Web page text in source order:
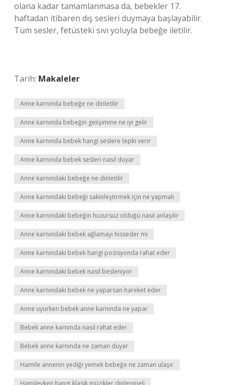
olana kadar tamamlanmasa da, bebekler 17.
haftadan itibaren dış sesleri duymaya başlayabilir.
Tüm sesler, fetüsteki sıvı yoluyla bebeğe iletilir.
Tarih: Makaleler
Anne karnında bebeğe ne dinletilir
Anne karnında bebeğin gelişimine ne iyi gelir
Anne karnında bebek hangi seslere tepki verir
Anne karnında bebek sesleri nasıl duyar
Anne karnındaki bebeğe ne dinletilir
Anne karnındaki bebeği sakinleştirmek için ne yapmalı
Anne karnındaki bebeğin huzursuz olduğu nasıl anlaşılır
Anne karnındaki bebek ağlamayı hisseder mi
Anne karnındaki bebek hangi pozisyonda rahat eder
Anne karnındaki bebek nasıl besleniyor
Anne karnındaki bebek ne yaparsan hareket eder
Anne uyurken bebek anne karnında ne yapar
Bebek anne karnında nasıl rahat eder
Bebek anne karnında ne zaman duyar
Hamile annenin yediği yemek bebeğe ne zaman ulaşır
Hamileyken hangi klasik müzikler dinlenmeli